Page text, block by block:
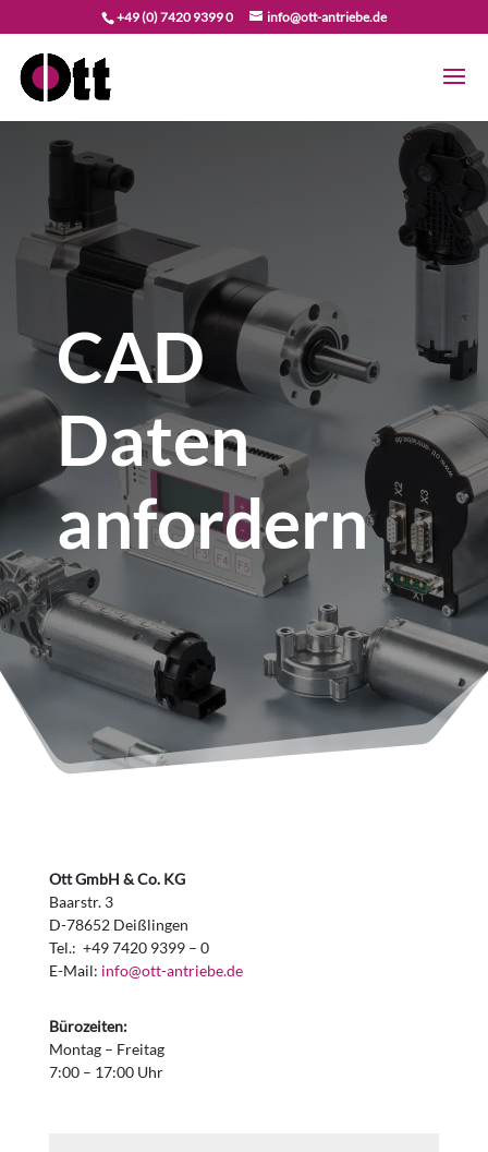
+49 (0) 7420 9399 0 info@ott-antriebe.de
CAD
Daten
anfordern
Ott GmbH & Co. KG
Baarstr. 3
D-78652 Deißlingen
Tel.: +49 7420 9399 – 0
E-Mail: info@ott-antriebe.de
Bürozeiten:
Montag – Freitag
7:00 – 17:00 Uhr